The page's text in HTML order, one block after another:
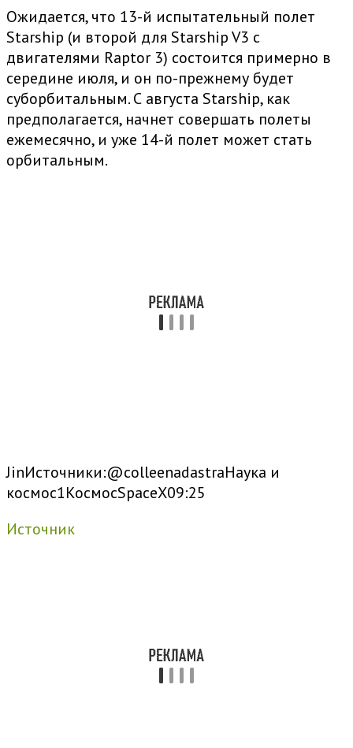
Ожидается, что 13-й испытательный полет
Starship (и второй для Starship V3 с
двигателями Raptor 3) состоится примерно в
середине июля, и он по-прежнему будет
суборбитальным. С августа Starship, как
предполагается, начнет совершать полеты
ежемесячно, и уже 14-й полет может стать
орбитальным.
JinИсточники:@colleenadastraНаука и
космос1КосмосSpaceX09:25
Источник